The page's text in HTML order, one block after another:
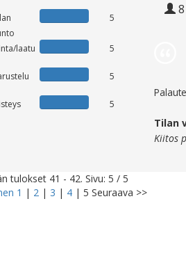
5
laatu 5
5
5
8
Tilan
Kiitos
tulokset 41 - 42. Sivu: 5 / 5
1 | 2 | 3 | 4 | 5 Seuraava >>